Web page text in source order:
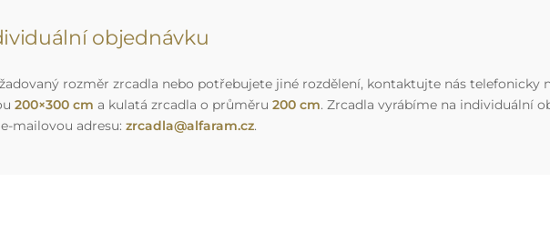
objednávku
rozměr zrcadla nebo potřebujete jiné rozdělení, kontaktujte nás telefonicky
200×300 cm a kulatá zrcadla o průměru 200 cm. Zrcadla vyrábíme na individuální
mailovou adresu: zrcadla@alfaram.cz.